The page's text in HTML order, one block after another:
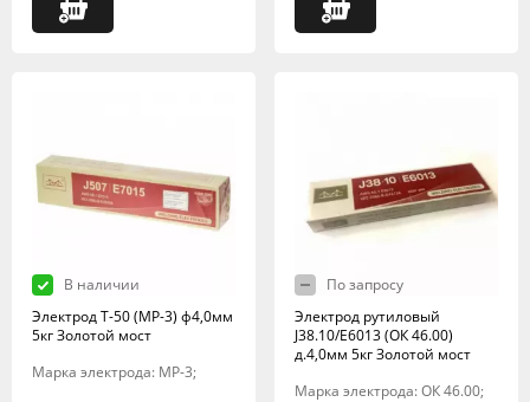
В наличии
Электрод Т-50 (МР-3) ф4,0мм
5кг Золотой мост
Марка электрода: МР-3;
По запросу
Электрод рутиловый
J38.10/E6013 (ОК 46.00)
д.4,0мм 5кг Золотой мост
Марка электрода: ОК 46.00;